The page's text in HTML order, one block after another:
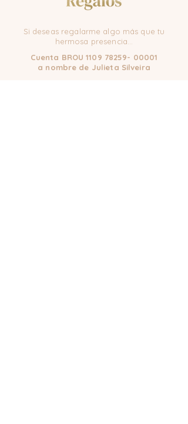
Si deseas regalarme algo más que tu
hermosa presencia...
Cuenta BROU1109 78259- 00001
a nombre de Julieta Silveira